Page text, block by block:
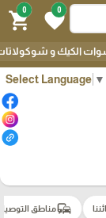
Select Language ▼
0
favorite
0
shopping_cart
الكيك و
commuteمناطق